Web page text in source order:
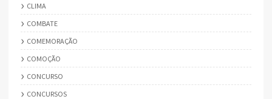
CLIMA
COMBATE
COMEMORAÇÃO
COMOÇÃO
CONCURSO
CONCURSOS